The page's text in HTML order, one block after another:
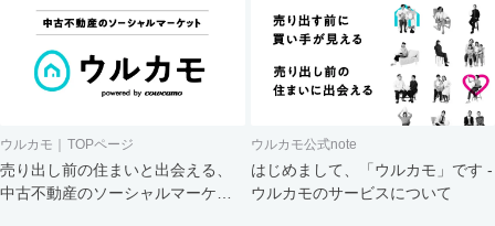
ウルカモ｜TOPページ
売り出し前の住まいと出会える、
中古不動産のソーシャルマーケッ
ウルカモ公式note
はじめまして、「ウルカモ」です -
ウルカモのサービスについて